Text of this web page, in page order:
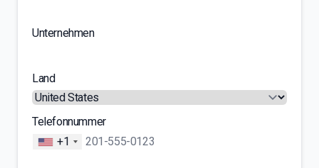
Unternehmen
Land
Telefonnummer
+1